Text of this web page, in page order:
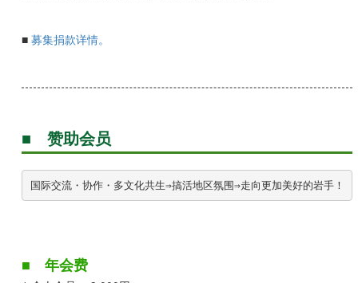
■ 募集捐款详情。
■ 赞助会员
■ 年会费